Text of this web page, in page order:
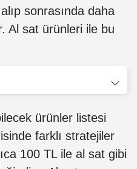
sonrasında daha
Al sat ürünleri ile bu
ürünler listesi
farklı stratejiler
100 TL ile al sat gibi